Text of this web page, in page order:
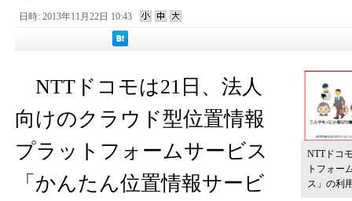
日時: 2013年11月22日 10:43
NTTドコ
トフォー
ス」の利
NTTドコモは21日、法人
向けのクラウド型位置情報
プラットフォームサービス
「かんたん位置情報サービ